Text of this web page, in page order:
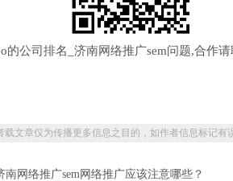
的公司排名_济南网络推广sem问题,合作
文章仅为传播更多信息之目的，如作者信息标记有
网络推广sem网络推广应该注意哪些？